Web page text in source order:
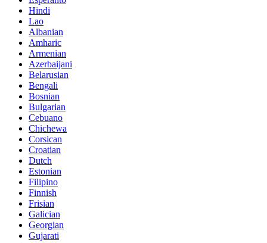
Hindi
Lao
Albanian
Amharic
Armenian
Azerbaijani
Belarusian
Bengali
Bosnian
Bulgarian
Cebuano
Chichewa
Corsican
Croatian
Dutch
Estonian
Filipino
Finnish
Frisian
Galician
Georgian
Gujarati